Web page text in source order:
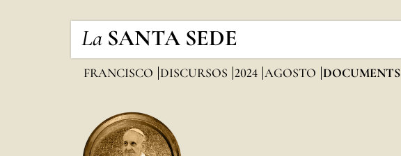
La SANTA SEDE
FRANCISCO DISCURSOS 2024 AGOSTO DOCUMENTS